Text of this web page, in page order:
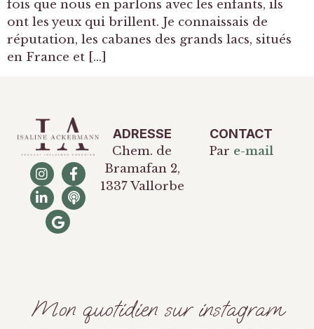
fois que nous en parlons avec les enfants, ils
ont les yeux qui brillent. Je connaissais de
réputation, les cabanes des grands lacs, situés
en France et […]
ADRESSE
Chem. de
Bramafan 2,
1337 Vallorbe
CONTACT
Par e-mail
Mon quotidien sur instagram